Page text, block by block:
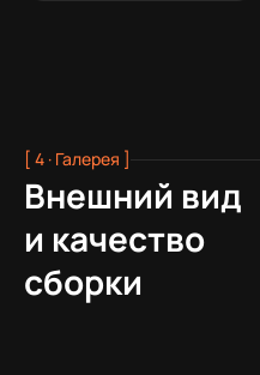
[ 4 · Галерея ]
Внешний вид
и качество
сборки